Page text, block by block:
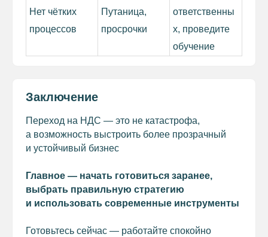
Нет чётких
процессов
Путаница,
просрочки
ответственны
х, проведите
обучение
Заключение
Переход на НДС — это не катастрофа,
а возможность выстроить более прозрачный
и устойчивый бизнес
Главное — начать готовиться заранее,
выбрать правильную стратегию
и использовать современные инструменты
Готовьтесь сейчас — работайте спокойно